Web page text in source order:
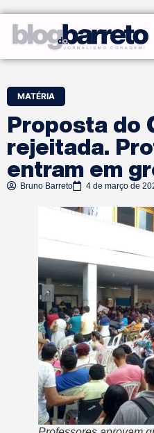
MATÉRIA
Proposta do
rejeitada.
entram em
Bruno Barreto 4 de março de